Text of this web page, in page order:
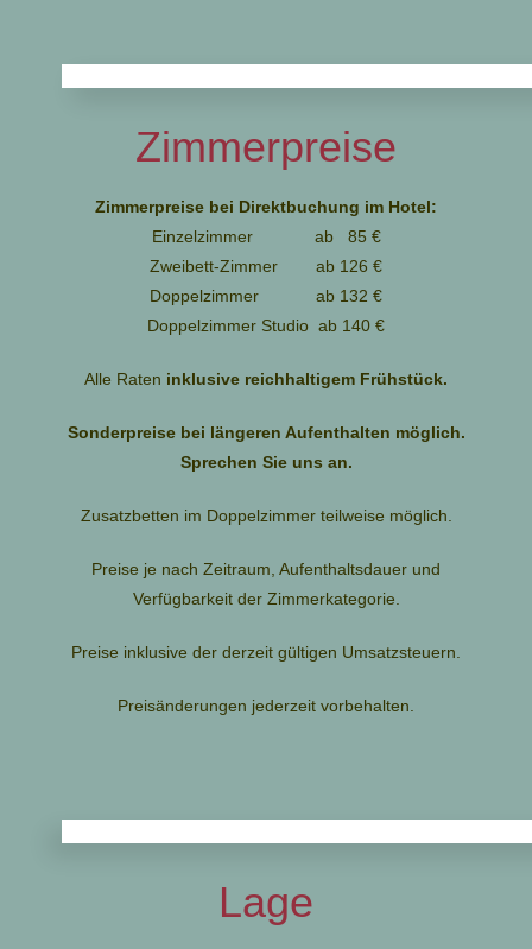
Zimmerpreise
Zimmerpreise bei Direktbuchung im Hotel:
Einzelzimmer
ab 85 €
Zweibett-Zimmer ab 126 €
Doppelzimmer ab 132 €
Doppelzimmer Studio ab 140 €
Alle Raten inklusive reichhaltigem Frühstück.
Sonderpreise bei längeren Aufenthalten möglich.
Sprechen Sie uns an.
Zusatzbetten im Doppelzimmer teilweise möglich.
Preise je nach Zeitraum, Aufenthaltsdauer und
Verfügbarkeit der Zimmerkategorie.
Preise inklusive der derzeit gültigen Umsatzsteuern.
Preisänderungen jederzeit vorbehalten.
Lage